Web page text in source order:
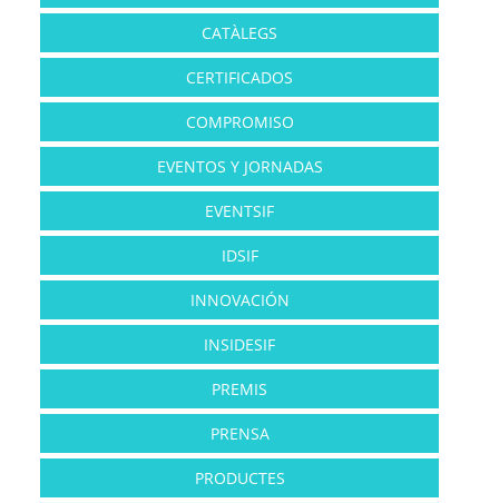
CATÀLEGS
CERTIFICADOS
COMPROMISO
EVENTOS Y JORNADAS
EVENTSIF
IDSIF
INNOVACIÓN
INSIDESIF
PREMIS
PRENSA
PRODUCTES